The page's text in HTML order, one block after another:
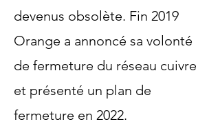
devenus obsolète. Fin 2019
Orange a annoncé sa volonté
de fermeture du réseau cuivre
et présenté un plan de
fermeture en 2022.